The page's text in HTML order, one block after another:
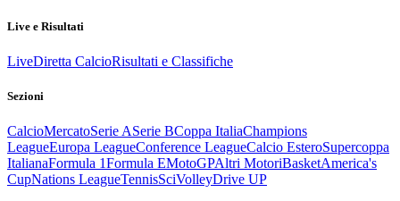
Live e Risultati
LiveDiretta CalcioRisultati e Classifiche
Sezioni
CalcioMercatoSerie ASerie BCoppa ItaliaChampions
LeagueEuropa LeagueConference LeagueCalcio EsteroSupercoppa
ItalianaFormula 1Formula EMotoGPAltri MotoriBasketAmerica's
CupNations LeagueTennisSciVolleyDrive UP